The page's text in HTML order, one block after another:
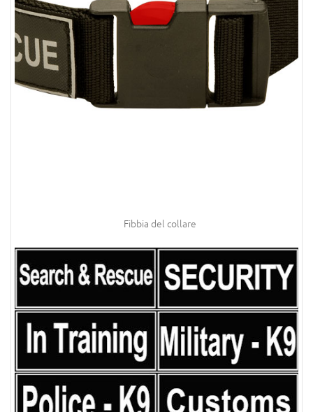
Fibbia del collare